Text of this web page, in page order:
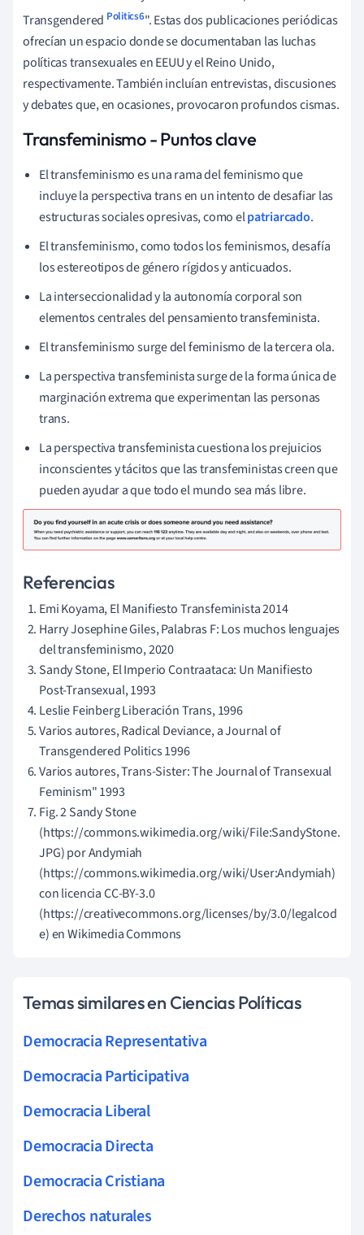
Transgendered Politics6". Estas dos publicaciones periódicas
ofrecían un espacio donde se documentaban las luchas
políticas transexuales en EEUU y el Reino Unido,
respectivamente. También incluían entrevistas, discusiones
y debates que, en ocasiones, provocaron profundos cismas.
Transfeminismo - Puntos clave
El transfeminismo es una rama del feminismo que
incluye la perspectiva trans en un intento de desafiar las
estructuras sociales opresivas, como elpatriarcado.
El transfeminismo, como todos los feminismos, desafía
los estereotipos de género rígidos y anticuados.
La interseccionalidad y la autonomía corporal son
elementos centrales del pensamiento transfeminista.
El transfeminismo surge del feminismo de la tercera ola.
La perspectiva transfeminista surge de la forma única de
marginación extrema que experimentan las personas
trans.
La perspectiva transfeminista cuestiona los prejuicios
inconscientes y tácitos que las transfeministas creen que
pueden ayudar a que todo el mundo sea más libre.
Referencias
Emi Koyama, El Manifiesto Transfeminista 2014
Harry Josephine Giles, Palabras F: Los muchos lenguajes
del transfeminismo, 2020
Sandy Stone, El Imperio Contraataca: Un Manifiesto
Post-Transexual, 1993
Leslie Feinberg Liberación Trans, 1996
Varios autores, Radical Deviance, a Journal of
Transgendered Politics 1996
Varios autores, Trans-Sister: The Journal of Transexual
Feminism" 1993
Fig. 2 Sandy Stone
(https://commons.wikimedia.org/wiki/File:SandyStone.
JPG) por Andymiah
(https://commons.wikimedia.org/wiki/User:Andymiah)
con licencia CC-BY-3.0
(https://creativecommons.org/licenses/by/3.0/legalcod
e) en Wikimedia Commons
Temas similares en Ciencias Políticas
Democracia Representativa
Democracia Participativa
Democracia Liberal
Democracia Directa
Democracia Cristiana
Derechos naturales